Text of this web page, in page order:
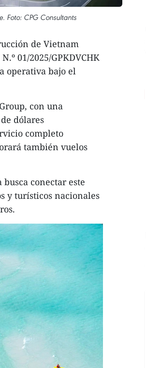
Foto: CPG Consultants
de Vietnam
01/2025/GPKDVCHK
operativa bajo el
con una
dólares
completo
también vuelos
conectar este
y turísticos nacionales